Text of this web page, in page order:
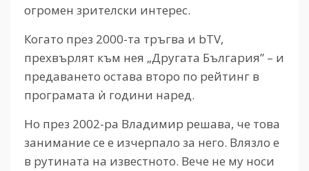
огромен зрителски интерес.
Когато през 2000-та тръгва и bTV,
прехвърлят към нея „Другата България” – и
предаването остава второ по рейтинг в
програмата ѝ години наред.
Но през 2002-ра Владимир решава, че това
занимание се е изчерпало за него. Влязло е
в рутината на известното. Вече не му носи